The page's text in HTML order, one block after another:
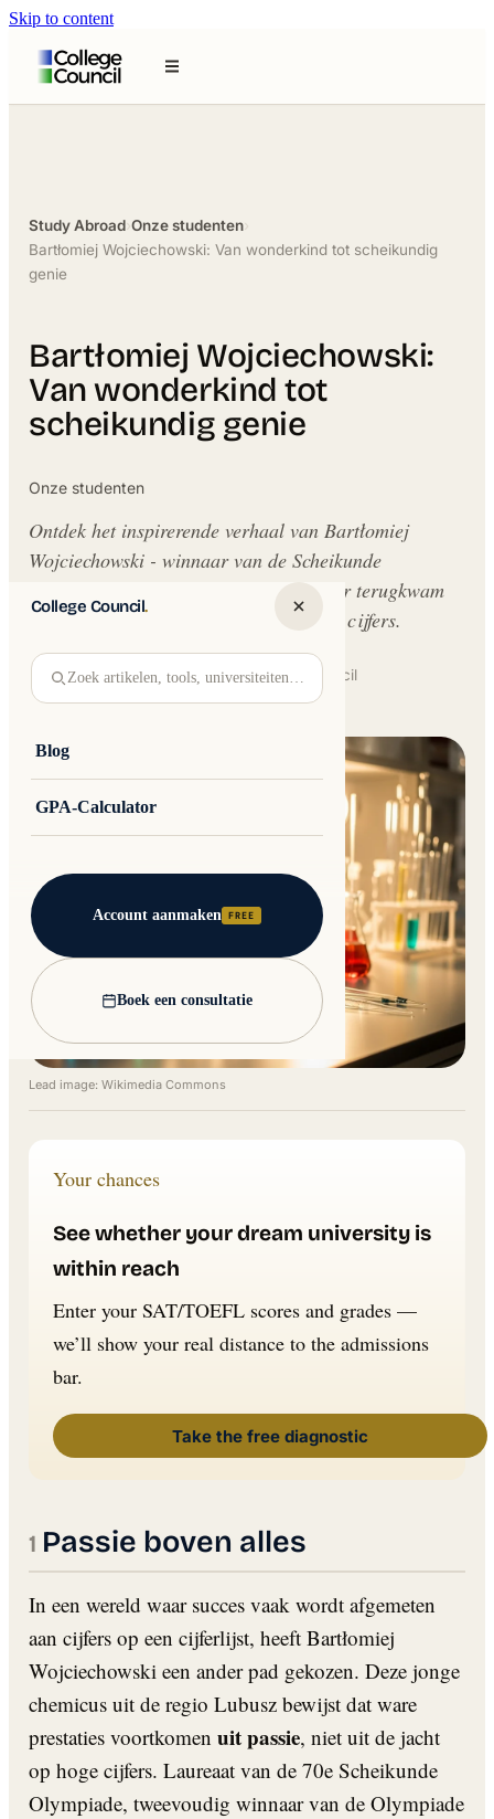
Skip to content
College Council.
Zoek artikelen, tools, universiteiten…
Blog
GPA-Calculator
Account aanmaken FREE
Boek een consultatie
Study Abroad›Onze studenten›
Bartłomiej Wojciechowski: Van wonderkind tot scheikundig
genie
Bartłomiej Wojciechowski:
Van wonderkind tot
scheikundig genie
Onze studenten
Ontdek het inspirerende verhaal van Bartłomiej
Wojciechowski - winnaar van de Scheikunde
Olympiade, die na een tegenslag sterker terugkwam
en succes behaalde dankzij passie, niet cijfers.
Written byJakub Andre College Council
Updated 30 May 2026 · 7 min read
Lead image: Wikimedia Commons
Your chances
See whether your dream university is
within reach
Enter your SAT/TOEFL scores and grades —
we’ll show your real distance to the admissions
bar.
Take the free diagnostic
Passie boven alles
In een wereld waar succes vaak wordt afgemeten
aan cijfers op een cijferlijst, heeft Bartłomiej
Wojciechowski een ander pad gekozen. Deze jonge
chemicus uit de regio Lubusz bewijst dat ware
prestaties voortkomen uit passie, niet uit de jacht
op hoge cijfers. Laureaat van de 70e Scheikunde
Olympiade, tweevoudig winnaar van de Olympiade